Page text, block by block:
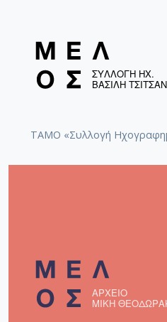
ΤΑΜΟ «Συλλογή